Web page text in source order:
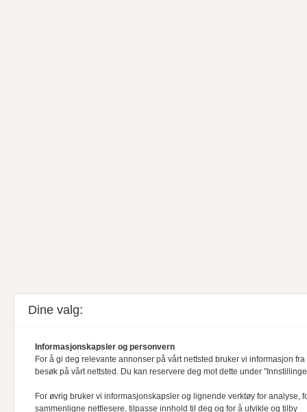
Dine valg:
Informasjonskapsler og personvern
For å gi deg relevante annonser på vårt nettsted bruker vi informasjon fra
besøk på vårt nettsted. Du kan reservere deg mot dette under
For øvrig bruker vi informasjonskapsler og lignende verktøy for analyse,
sammenligne nettlesere, tilpasse innhold til deg og for å utvikle og tilby